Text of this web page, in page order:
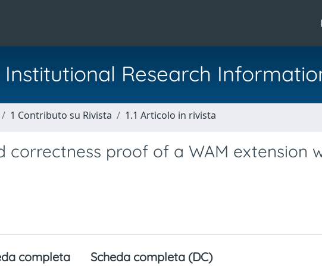
Institutional Research
1 Contributo su Rivista 1.1 Articolo in rivista
correctness proof of a WAM extension
completa Scheda completa (DC)